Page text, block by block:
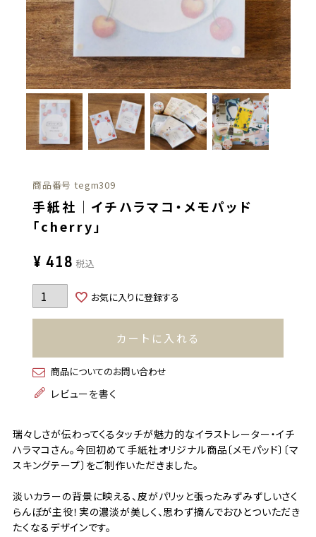
商品番号 tegm309
手紙社｜イチハラマコ・メモパッド
「cherry」
¥ 418 税込
お気に入りに登録する
カートに入れる
商品についてのお問い合わせ
レビューを書く
瑞々しさが伝わってくるタッチが魅力的なイラストレーター・イチ
ハラマコさん。今回初めて手紙社オリジナル商品〔メモパッド〕〔マ
スキングテープ〕をご制作いただきました。
淡いカラーの背景に映える、皮がパリッと張ったみずみずしいさく
らんぼが主役！実の濃淡が美しく、思わず摘んでおひとついただき
たくなるデザインです。